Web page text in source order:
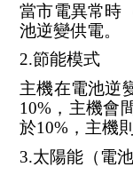
當市電異常時
池逆變供電。
2.節能模式
主機在電池逆
10%，主機會
於10%，主機
3.太陽能（電